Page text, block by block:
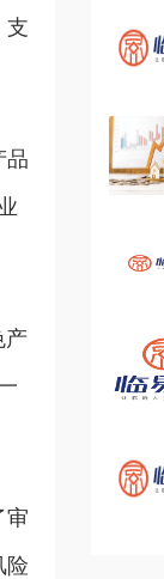
支
品
产
审
险